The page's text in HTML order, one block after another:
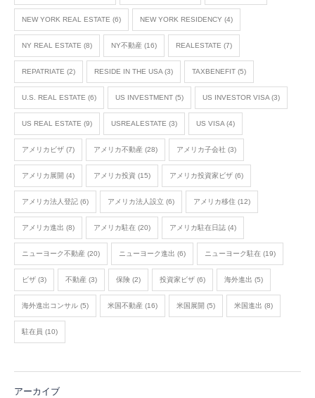
NEW YORK REAL ESTATE (6) NEW YORK RESIDENCY (4)
NY REAL ESTATE (8) NY不動産 (16) REALESTATE (7)
REPATRIATE (2) RESIDE IN THE USA(3) TAXBENEFIT (5)
U.S. REAL ESTATE (6) US INVESTMENT (5) US INVESTOR VISA(3)
US REAL ESTATE (9) USREALESTATE (3) US VISA(4)
アメリカビザ (7) アメリカ不動産 (28) アメリカ子会社 (3)
アメリカ展開 (4) アメリカ投資 (15) アメリカ投資家ビザ (6)
アメリカ法人登記 (6) アメリカ法人設立 (6) アメリカ移住 (12)
アメリカ進出 (8) アメリカ駐在 (20) アメリカ駐在日誌 (4)
ニューヨーク不動産 (20) ニューヨーク進出 (6) ニューヨーク駐在 (19)
ビザ (3) 不動産 (3) 保険 (2) 投資家ビザ (6) 海外進出 (5)
海外進出コンサル (5) 米国不動産 (16) 米国展開 (5) 米国進出 (8)
駐在員 (10)
アーカイブ